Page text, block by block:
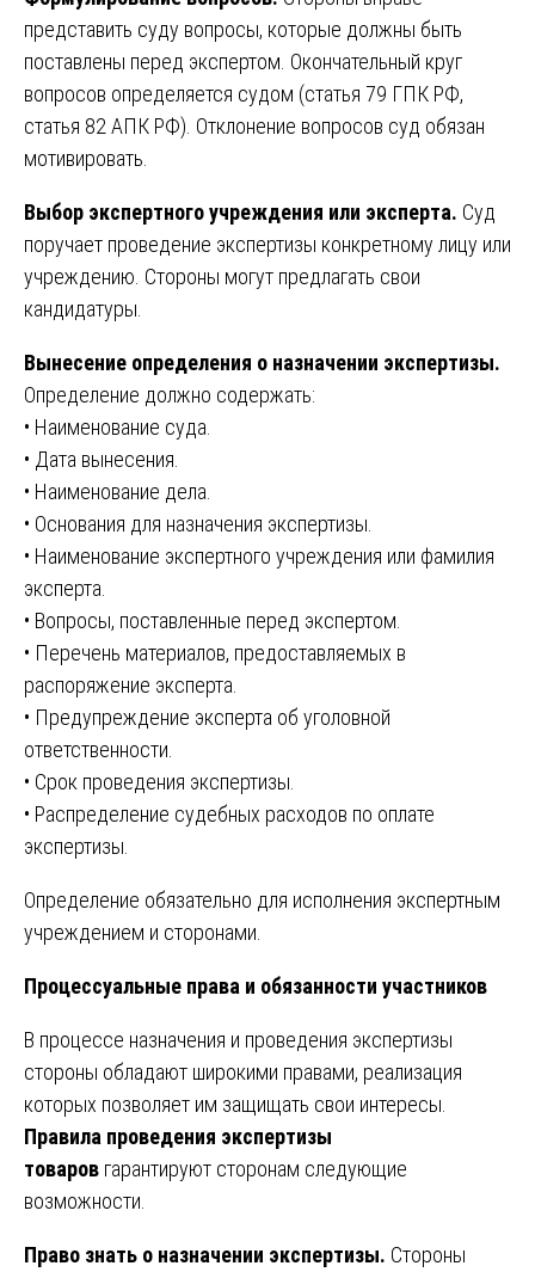
представить суду вопросы, которые должны быть
поставлены перед экспертом. Окончательный круг
вопросов определяется судом (статья 79 ГПК РФ,
статья 82 АПК РФ). Отклонение вопросов суд обязан
мотивировать.
Выбор экспертного учреждения или эксперта. Суд
поручает проведение экспертизы конкретному лицу или
учреждению. Стороны могут предлагать свои
кандидатуры.
Вынесение определения о назначении экспертизы.
Определение должно содержать:
• Наименование суда.
• Дата вынесения.
• Наименование дела.
• Основания для назначения экспертизы.
• Наименование экспертного учреждения или фамилия
эксперта.
• Вопросы, поставленные перед экспертом.
• Перечень материалов, предоставляемых в
распоряжение эксперта.
• Предупреждение эксперта об уголовной
ответственности.
• Срок проведения экспертизы.
• Распределение судебных расходов по оплате
экспертизы.
Определение обязательно для исполнения экспертным
учреждением и сторонами.
Процессуальные права и обязанности участников
В процессе назначения и проведения экспертизы
стороны обладают широкими правами, реализация
которых позволяет им защищать свои интересы.
Правила проведения экспертизы
товаров гарантируют сторонам следующие
возможности.
Право знать о назначении экспертизы. Стороны